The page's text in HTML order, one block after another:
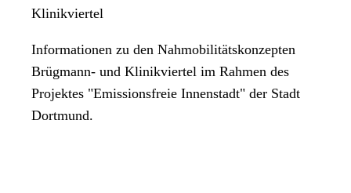
Klinikviertel
Informationen zu den Nahmobilitätskonzepten
Brügmann- und Klinikviertel im Rahmen des
Projektes "Emissionsfreie Innenstadt" der Stadt
Dortmund.